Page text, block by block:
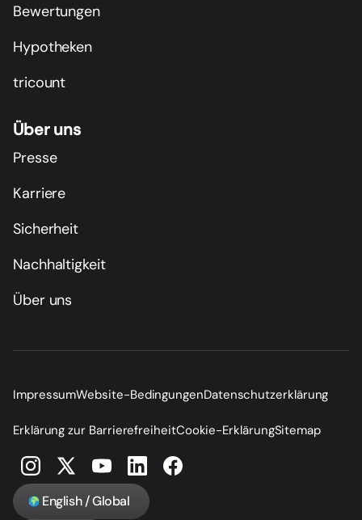
Bewertungen
Hypotheken
tricount
Über uns
Presse
Karriere
Sicherheit
Nachhaltigkeit
Über uns
ImpressumWebsite-BedingungenDatenschutzerklärung
Erklärung zur BarrierefreiheitCookie-ErklärungSitemap
English / Global